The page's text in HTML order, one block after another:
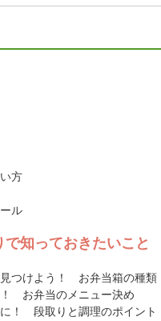
方
ル
知っておきたいこと
つけよう！ お弁当箱の種類
お弁当のメニュー決め
！ 段取りと調理のポイント